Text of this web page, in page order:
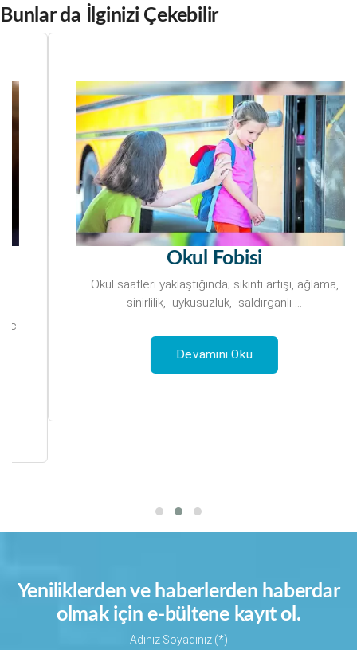
Bunlar da İlginizi Çekebilir
Okul Fobisi
Okul saatleri yaklaştığında; sıkıntı artışı, ağlama,
sinirlilik, uykusuzluk, saldırganlı ...
Devamını Oku
Yeniliklerden ve haberlerden haberdar
olmak için e-bültene kayıt ol.
Adınız Soyadınız (*)